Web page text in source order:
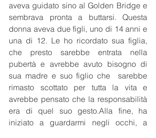
aveva guidato sino al Golden Bridge e
sembrava pronta a buttarsi. Questa
donna aveva due figli, uno di 14 anni e
una di 12. Le ho ricordato sua figlia,
che presto sarebbe entrata nella
pubertà e avrebbe avuto bisogno di
sua madre e suo figlio che  sarebbe
rimasto scottato per tutta la vita e
avrebbe pensato che la responsabilità
era di quel suo gesto.Alla fine, ha
iniziato a guardarmi negli occhi, a